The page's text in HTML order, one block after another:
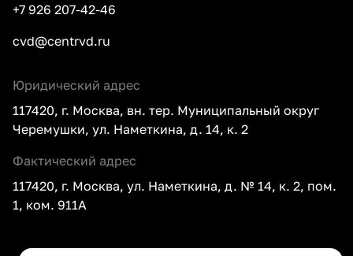
+7 926 207-42-46
cvd@centrvd.ru
Юридический адрес
117420, г. Москва, вн. тер. Муниципальный округ
Черемушки, ул. Наметкина, д. 14, к. 2
Фактический адрес
117420, г. Москва, ул. Наметкина, д. № 14, к. 2, пом.
1, ком. 911А